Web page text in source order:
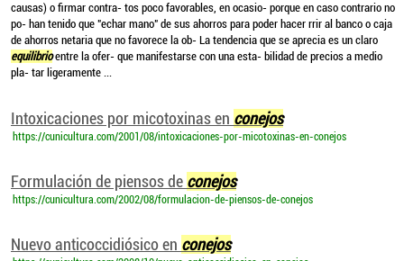
causas) o firmar contra- tos poco favorables, en ocasio- porque en caso contrario no
po- han tenido que "echar mano" de sus ahorros para poder hacer rrir al banco o caja
de ahorros netaria que no favorece la ob- La tendencia que se aprecia es un claro
equilibrioentre la ofer- que manifestarse con una esta- bilidad de precios a medio
pla- tar ligeramente ...
Intoxicaciones por micotoxinas en conejos
https://cunicultura.com/2001/08/intoxicaciones-por-micotoxinas-en-conejos
Formulación de piensos de conejos
https://cunicultura.com/2002/08/formulacion-de-piensos-de-conejos
Nuevo anticoccidiósico en conejos